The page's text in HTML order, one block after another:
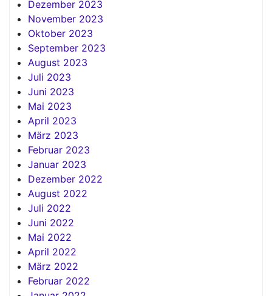
Dezember 2023
November 2023
Oktober 2023
September 2023
August 2023
Juli 2023
Juni 2023
Mai 2023
April 2023
März 2023
Februar 2023
Januar 2023
Dezember 2022
August 2022
Juli 2022
Juni 2022
Mai 2022
April 2022
März 2022
Februar 2022